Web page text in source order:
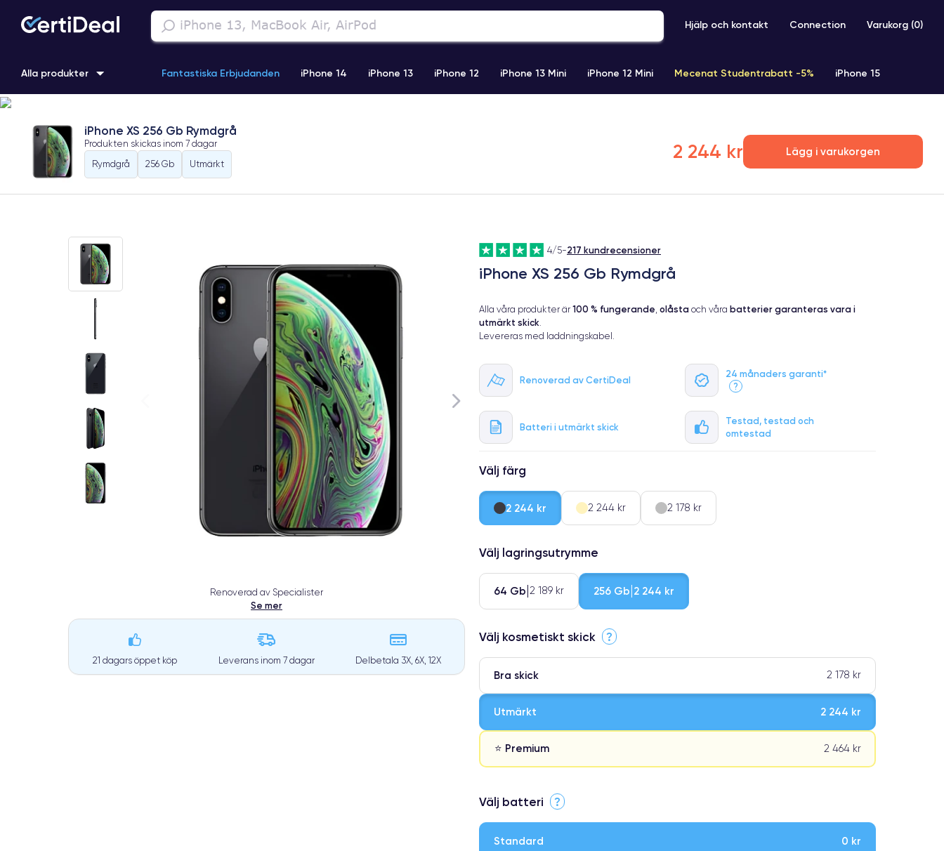
Hjälp och kontakt Connection Varukorg (0)
Alla produkter Fantastiska Erbjudanden iPhone 14 iPhone 13 iPhone 12 iPhone 13 Mini iPhone 12 Mini Mecenat Studentrabatt -5% iPhone 15
iPhone 11 Pro iPhone 15 Pro
iPhone XS 256 Gb Rymdgrå
Produkten skickas inom 7 dagar
Rymdgrå
256 Gb Utmärkt
2 244 kr Lägg i varukorgen
Renoverad av Specialister
Se mer
21 dagars öppet köp Leverans inom 7 dagar Delbetala 3X, 6X, 12X
4/5-217 kundrecensioner
iPhone XS 256 Gb Rymdgrå
Alla våra produkter är 100 % fungerande olåsta och våra batterier garanteras vara i
utmärkt skick
Levereras med laddningskabel.
Renoverad av CertiDeal
24 månaders garanti*
?
Batteri i utmärkt skick
Testad, testad och
omtestad
Välj färg
2 244 kr 2 244 kr 2 178 kr
Välj lagringsutrymme
64 Gb 2 189 kr 256 Gb 2 244 kr
Välj kosmetiskt skick ?
Bra skick 2 178 kr
Utmärkt 2 244 kr
⭐ Premium 2 464 kr
⭐ Premium
Välj batteri ?
Standard 0 kr